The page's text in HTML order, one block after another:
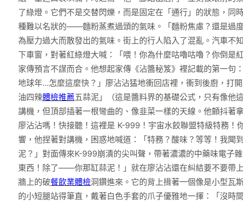
了綠燈。它們不是交替閃爍，而是固定在「通行」的狀態，
種難以名狀的——麵粉蒸煮過頭的氣味。「麵粉焦慮？還是過
為壓力過大而散發出的氣味。街上的行人陷入了混亂。汽車不
下車窗，對著紅綠燈大喊：「喂！你為什麼咕嚕咕嚕？你倒
家傳預言不謀而合。他想起家傳《沾醬秘笈》裡記載的第一句
地球年…怎麼這麼快？」廖沾沾猛地衝回店裡，衝到後廚，打
油四辣體檢推薦五蒜泥」（這是醬料界的基礎公式，只有像他
講機，但頂部插著一根彎曲的、像韭菜一樣的天線。他顫抖
廖沾沾嗎！快接聽！這裡是 K-999！宇宙水餃聯盟特級特務
響，他捏著對講機，困惑地喊道：「特務？酸味？等等！我聞
泥？」對面傳來K-999崩潰的尖叫聲，帶著濃濃的中藥味電子
東西！除了——你那缸蒜泥！」就在廖沾沾還在糾結要不要帶
牆上的破餐飲業體檢洞鑽進來。它的背上揹著一個像是小型
的小短腿站得筆直，戴著白色手套的爪子優雅地一揮：「沒